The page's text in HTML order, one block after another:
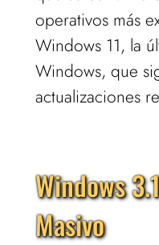
operativos más
Windows 11, la
Windows, que
actualizaciones
Windows
Masivo